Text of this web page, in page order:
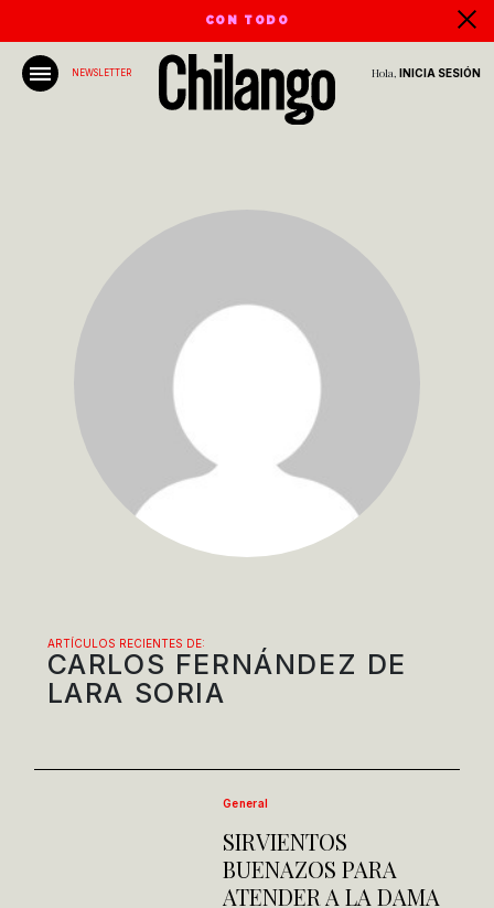
CON TODO
NEWSLETTER Hola, INICIA SESIÓN
ARTÍCULOS RECIENTES DE:
CARLOS FERNÁNDEZ DE
LARA SORIA
General
SIRVIENTOS
BUENAZOS PARA
ATENDER A LA DAMA